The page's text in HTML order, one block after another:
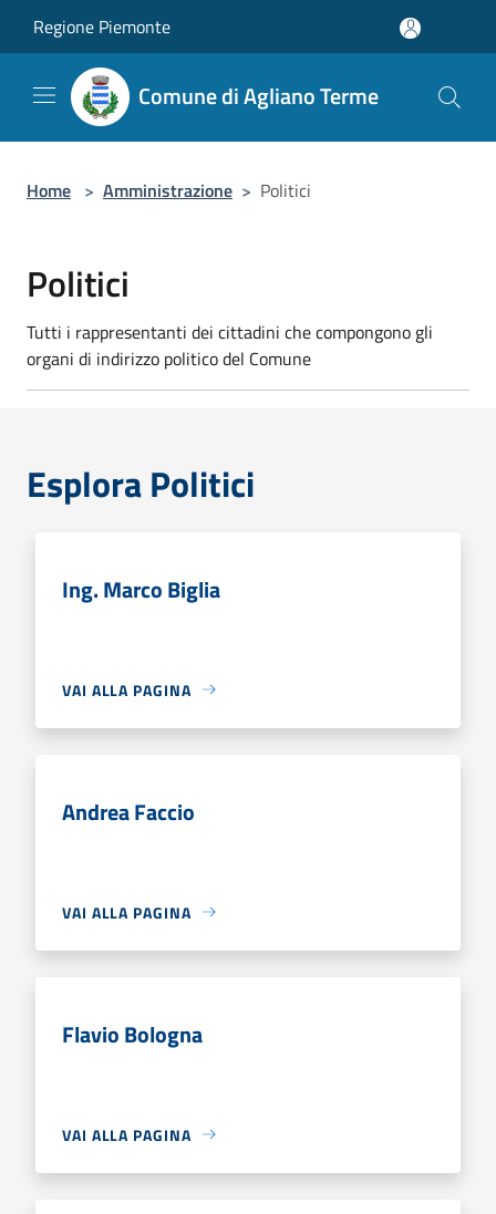
Regione Piemonte
Comune di Agliano Terme
Home > Amministrazione > Politici
Politici
Tutti i rappresentanti dei cittadini che compongono gli
organi di indirizzo politico del Comune
Esplora Politici
Ing. Marco Biglia
VAI ALLA PAGINA
Andrea Faccio
VAI ALLA PAGINA
Flavio Bologna
VAI ALLA PAGINA